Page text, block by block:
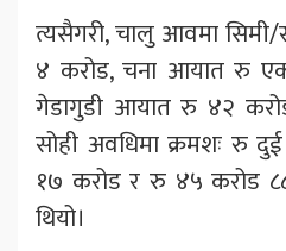
त्यसैगरी, चालु आवमा
४ करोड, चना आयात रु
गेडागुडी आयात रु ४२
सोही अवधिमा क्रमशः रु
१७ करोड र रु ४५ करोड
थियो।